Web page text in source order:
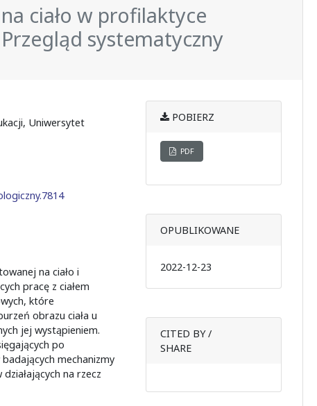
ciało w profilaktyce
systematyczny
Uniwersytet
na ciało i
pracę z ciałem
które
obrazu ciała u
jej wystąpieniem.
po
mechanizmy
na rzecz
POBIERZ
PDF
OPUBLIKOWANE
2022-12-23
CITED BY /
SHARE